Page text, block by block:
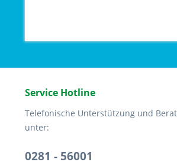
Service Hotline
Telefonische Unterstützung und
unter:
0281 - 56001